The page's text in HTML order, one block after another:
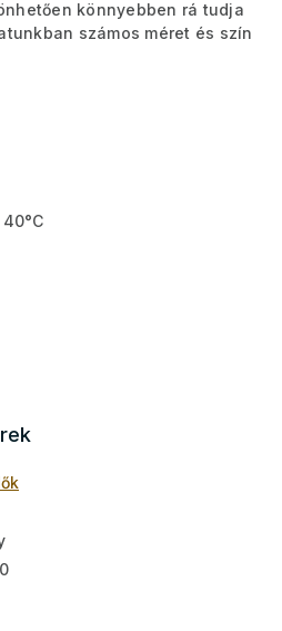
könnyebben rá tudja
számos méret és szín
40°C